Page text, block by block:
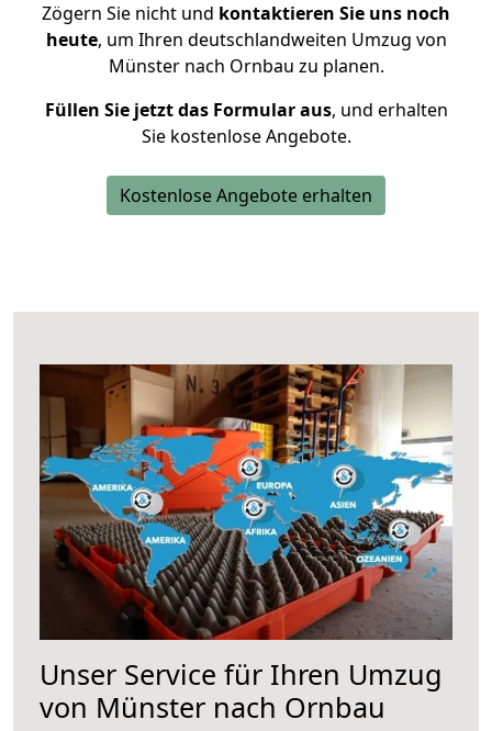
Zögern Sie nicht und kontaktieren Sie uns noch
heute, um Ihren deutschlandweiten Umzug von
Münster nach Ornbau zu planen.
Füllen Sie jetzt das Formular aus, und erhalten
Sie kostenlose Angebote.
Kostenlose Angebote erhalten
Unser Service für Ihren Umzug
von Münster nach Ornbau